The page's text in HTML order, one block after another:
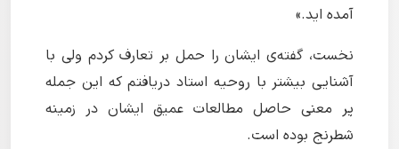
آمده اید.»
نخست، گفته‌ی ایشان را حمل بر تعارف کردم ولی با
آشنایی بیشتر با روحیه استاد دریافتم که این جمله
پر معنی حاصل مطالعات عمیق ایشان در زمینه
شطرنج بوده است.